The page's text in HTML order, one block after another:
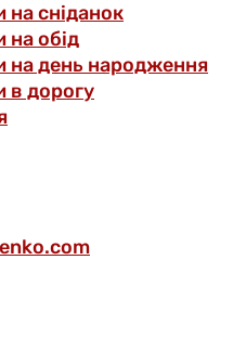
сніданок
на обід
на день народження
в дорогу